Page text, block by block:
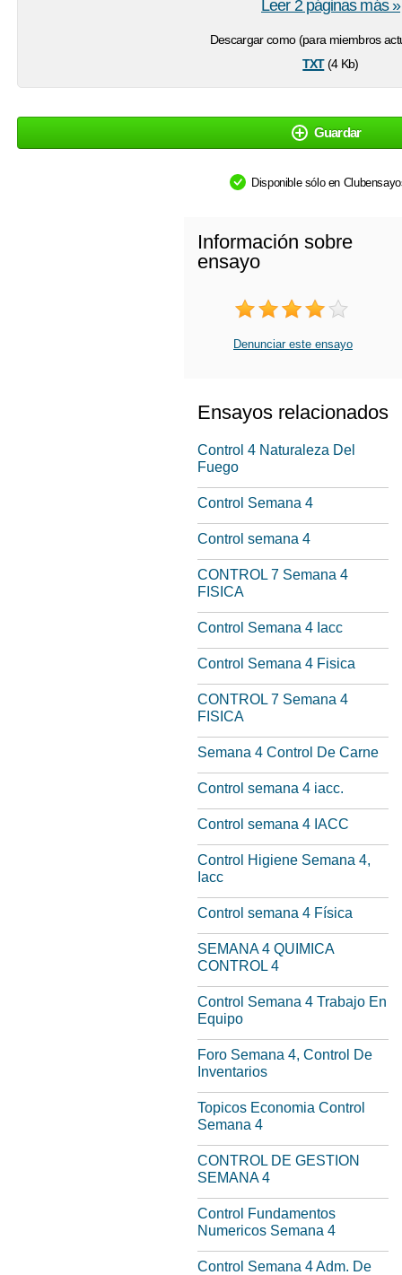
Descargar como (para miembros
txt(4 Kb)
Leer 2 páginas más »
Guardar
Disponible sólo en
Información sobre
ensayo
Denunciar este ensayo
Ensayos relacionados
Control 4 Naturaleza Del
Fuego
Control Semana 4
Control semana 4
CONTROL 7 Semana 4
FISICA
Control Semana 4 Iacc
Control Semana 4 Fisica
CONTROL 7 Semana 4
FISICA
Semana 4 Control De Carne
Control semana 4 iacc.
Control semana 4 IACC
Control Higiene Semana 4,
Iacc
Control semana 4 Física
SEMANA 4 QUIMICA
CONTROL 4
Control Semana 4 Trabajo En
Equipo
Foro Semana 4, Control De
Inventarios
Topicos Economia Control
Semana 4
CONTROL DE GESTION
SEMANA 4
Control Fundamentos
Numericos Semana 4
Control Semana 4 Adm. De